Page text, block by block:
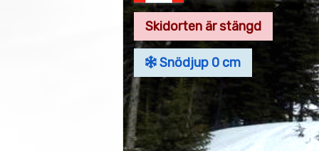
Skidorten är stängd
Snödjup 0 cm